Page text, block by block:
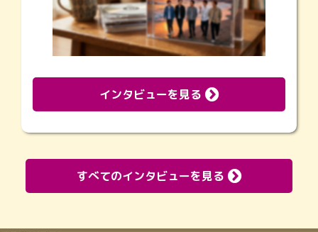
インタビューを見る
すべてのインタビューを見る